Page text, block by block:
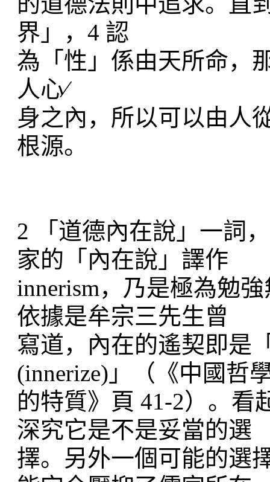
界」，4 認
為「性」係由天所命，
人心∕
身之內，所以可以由人
根源。
2 「道德內在說」一詞
家的「內在說」譯作
innerism，乃是極為勉
依據是牟宗三先生曾
寫道，內在的遙契即是
(innerize)」（《中國哲
的特質》頁 41-2）。看
深究它是不是妥當的選
擇。另外一個可能的選